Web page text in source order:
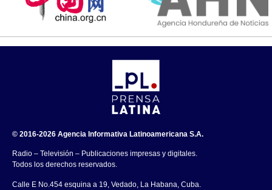
© 2016-2026 Agencia Informativa Latinoamericana S.A.
Radio – Televisión – Publicaciones impresas y digitales.
Todos los derechos reservados.
Calle E No.454 esquina a 19, Vedado, La Habana, Cuba.